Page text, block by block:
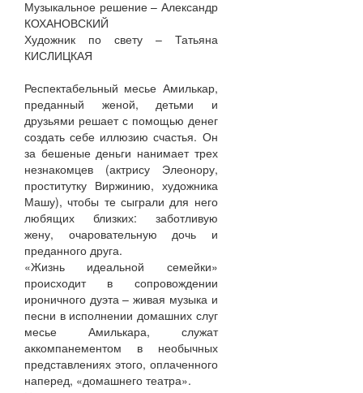
Музыкальное решение – Александр
КОХАНОВСКИЙ
Художник по свету – Татьяна
КИСЛИЦКАЯ
Респектабельный месье Амилькар,
преданный женой, детьми и
друзьями решает с помощью денег
создать себе иллюзию счастья. Он
за бешеные деньги нанимает трех
незнакомцев (актрису Элеонору,
проститутку Виржинию, художника
Машу), чтобы те сыграли для него
любящих близких: заботливую
жену, очаровательную дочь и
преданного друга.
«Жизнь идеальной семейки»
происходит в сопровождении
ироничного дуэта – живая музыка и
песни в исполнении домашних слуг
месье Амилькара, служат
аккомпанементом в необычных
представлениях этого, оплаченного
наперед, «домашнего театра».